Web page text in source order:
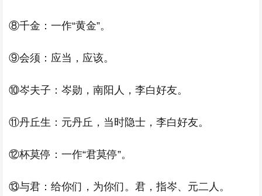
⑧千金：一作“黄金”。
⑨会须：应当，应该。
⑩岑夫子：岑勋，南阳人，李白好友。
⑪丹丘生：元丹丘，当时隐士，李白好友。
⑫杯莫停：一作“君莫停”。
⑬与君：给你们，为你们。君，指岑、元二人。